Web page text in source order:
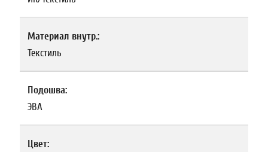
Материал внутр.:
Текстиль
Подошва:
ЭВА
Цвет: